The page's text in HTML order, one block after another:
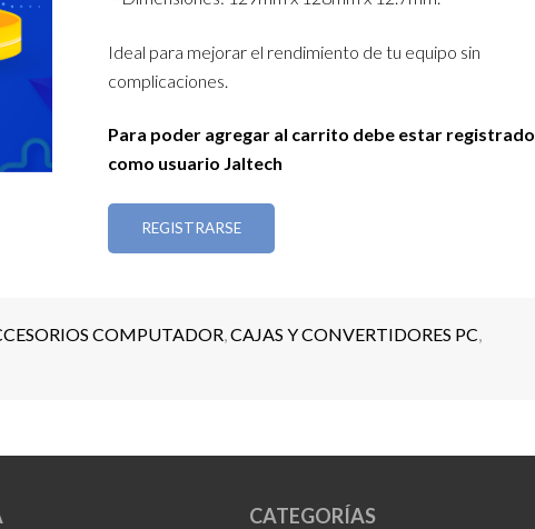
Ideal para mejorar el rendimiento de tu equipo sin
complicaciones.
Para poder agregar al carrito debe estar registrado
como usuario Jaltech
REGISTRARSE
COMPUTADOR,CAJAS Y CONVERTIDORES PC,
CATEGORÍAS